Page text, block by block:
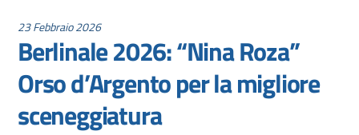
23 Febbraio 2026
Berlinale 2026: “Nina Roza”
Orso d’Argento per la migliore
sceneggiatura